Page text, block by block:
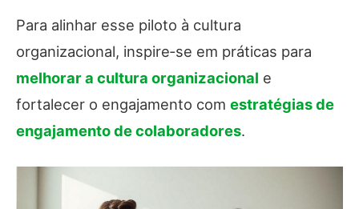
Para alinhar esse piloto à cultura
organizacional, inspire‑se em práticas para
melhorar a cultura organizacional e
fortalecer o engajamento com estratégias de
engajamento de colaboradores.